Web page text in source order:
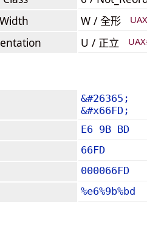
W / 全形
U / 正立
&#26365;
&#x66FD;
E6 9B BD
66FD
000066FD
%e6%9b%bd